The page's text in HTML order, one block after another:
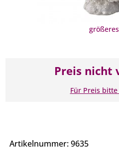
Preis nicht
Für Preis
Artikelnummer: 9635